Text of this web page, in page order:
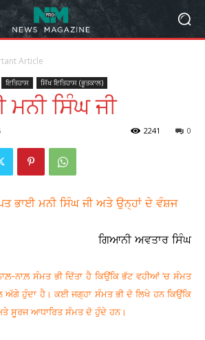
Article
ਇਤਿਹਾਸ ਸਿੱਖ ਇਤਿਹਾਸ (ਭੂਤਕਾਲ)
ਮਨੀ ਸਿੰਘ ਜੀ
0
2241
ਭਾਈ ਮਨੀ ਸਿੰਘ ਜੀ ਅਤੇ ਉਨ੍ਹਾਂ ਦੇ ਵੰਸ਼ਜ
ਗਿਆਨੀ ਅਵਤਾਰ ਸਿੰਘ
ਨਾਲ਼ ਸੰਮਤ ਭੀ ਦਿੱਤਾ ਹੈ ਕਿਉਂਕਿ ਭੱਟ ਵਹੀਆਂ ’ਚ ਸੰਮਤ
ਅੱਗੇ ਹੁੰਦਾ ਹੈ। ਕਈ ਜਗ੍ਹਾ ਸੰਮਤ ਭੀ ਦੋ ਲਿਖੇ ਹਨ ਕਿਉਂਕਿ
ਸੂਰਜ ਆਧਾਰਿਤ ਸੰਮਤ ਦੋ ਹੁੰਦੇ ਹਨ।